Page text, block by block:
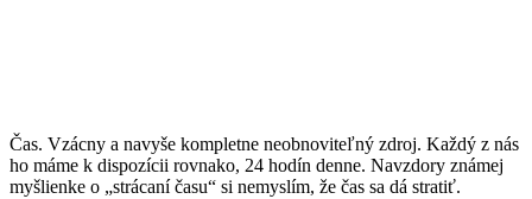
Čas. Vzácny a navyše kompletne neobnoviteľný zdroj. Každý z nás
ho máme k dispozícii rovnako, 24 hodín denne. Navzdory známej
myšlienke o „strácaní času“ si nemyslím, že čas sa dá stratiť.